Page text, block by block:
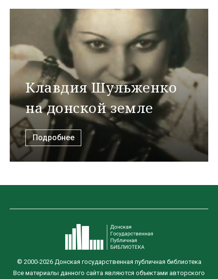
Клавдия Шульженко
на донской земле
Подробнее
© 2000-2026 Донская государственная публичная библиотека
Все материалы данного сайта являются объектами авторского